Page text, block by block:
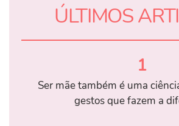
ÚLTIMOS
1
Ser mãe também é uma
gestos que fazem a